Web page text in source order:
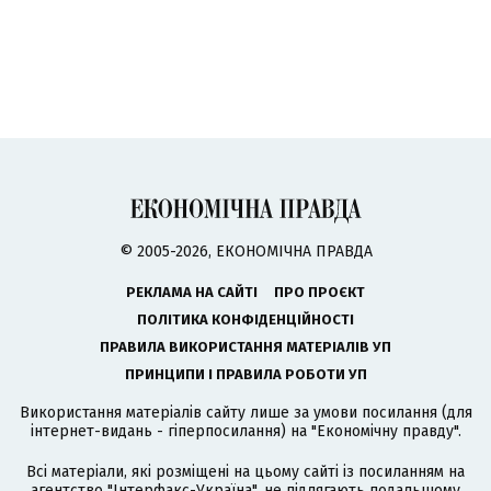
© 2005-2026, ЕКОНОМІЧНА ПРАВДА
РЕКЛАМА НА САЙТІ
ПРО ПРОЄКТ
ПОЛІТИКА КОНФІДЕНЦІЙНОСТІ
ПРАВИЛА ВИКОРИСТАННЯ МАТЕРІАЛІВ УП
ПРИНЦИПИ І ПРАВИЛА РОБОТИ УП
Використання матеріалів сайту лише за умови посилання (для
інтернет-видань - гіперпосилання) на "Економічну правду".
Всі матеріали, які розміщені на цьому сайті із посиланням на